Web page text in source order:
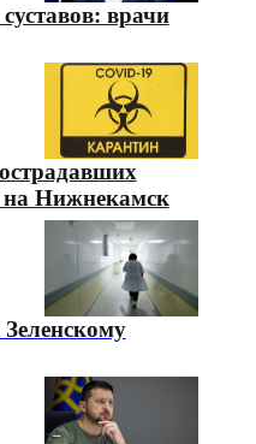
врачи
Нижнекамск